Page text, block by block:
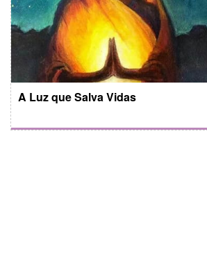
A Luz que Salva Vidas